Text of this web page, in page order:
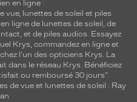
en ligne :
vue, lunettes de soleil et piles
ligne de lunettes de soleil, de
, et de piles audios. Essayez
Krys, commandez en ligne et
l'un des opticiens Krys. La
dans le réseau Krys. Bénéficiez
ou remboursé 30 jours".
de vue et lunettes de soleil : Ray